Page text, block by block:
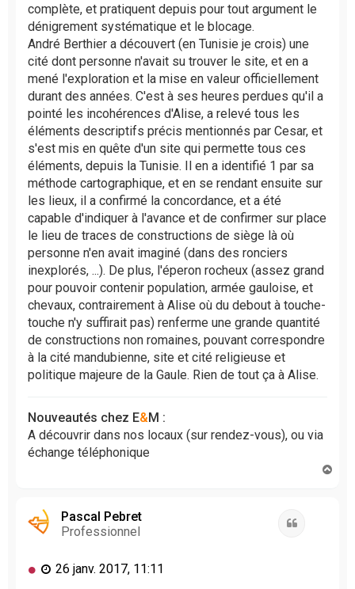
complète, et pratiquent depuis pour tout argument le
dénigrement systématique et le blocage.
André Berthier a découvert (en Tunisie je crois) une
cité dont personne n'avait su trouver le site, et en a
mené l'exploration et la mise en valeur officiellement
durant des années. C'est à ses heures perdues qu'il a
pointé les incohérences d'Alise, a relevé tous les
éléments descriptifs précis mentionnés par Cesar, et
s'est mis en quête d'un site qui permette tous ces
éléments, depuis la Tunisie. Il en a identifié 1 par sa
méthode cartographique, et en se rendant ensuite sur
les lieux, il a confirmé la concordance, et a été
capable d'indiquer à l'avance et de confirmer sur place
le lieu de traces de constructions de siège là où
personne n'en avait imaginé (dans des ronciers
inexplorés, ...). De plus, l'éperon rocheux (assez grand
pour pouvoir contenir population, armée gauloise, et
chevaux, contrairement à Alise où du debout à touche-
touche n'y suffirait pas) renferme une grande quantité
de constructions non romaines, pouvant correspondre
à la cité mandubienne, site et cité religieuse et
politique majeure de la Gaule. Rien de tout ça à Alise.
Nouveautés chez E&M :
A découvrir dans nos locaux (sur rendez-vous), ou via
échange téléphonique
Pascal Pebret
Professionnel
M 26 janv. 2017, 11:11